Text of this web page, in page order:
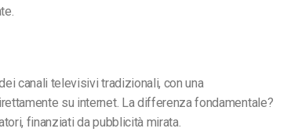
canali televisivi tradizionali, con una
su internet. La differenza fondamentale?
finanziati da pubblicità mirata.